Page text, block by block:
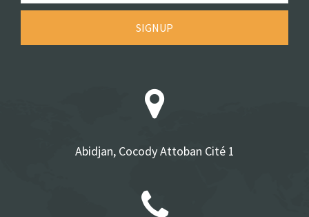
SIGNUP
Abidjan, Cocody Attoban Cité 1